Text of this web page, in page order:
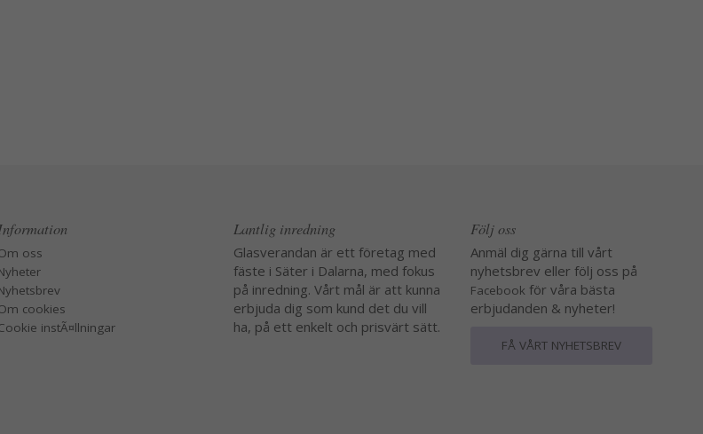
oss
cookies
instÃ¤llningar
Lantlig inredning
Glasverandan är ett företag med
fäste i Säter i Dalarna, med fokus
på inredning. Vårt mål är att kunna
erbjuda dig som kund det du vill
ha, på ett enkelt och prisvärt sätt.
Följ oss
Anmäl dig gärna till vårt
nyhetsbrev eller följ oss på
Facebook för våra bästa
erbjudanden & nyheter!
FÅ VÅRT NYHETSBREV